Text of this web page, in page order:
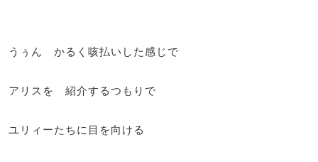
うぅん かるく咳払いした感じで
アリスを 紹介するつもりで
ユリィーたちに目を向ける